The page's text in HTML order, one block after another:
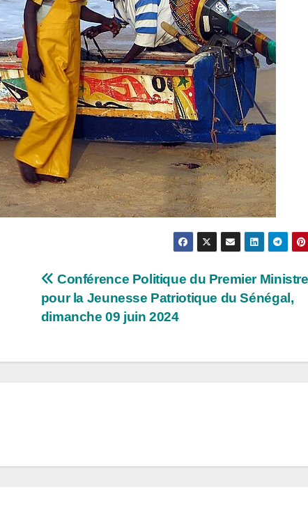
Conférence Politique du Premier Ministre
pour la Jeunesse Patriotique du Sénégal,
dimanche 09 juin 2024